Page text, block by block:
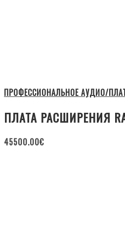
ПРОФЕССИОНАЛЬНОЕ АУДИО/
ПЛАТА РАСШИРЕНИЯ
45500.00€